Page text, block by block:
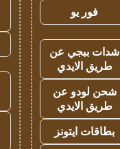
فور يو
شدات ببجي عن
طريق الايدي
شحن لودو عن
طريق الايدي
بطاقات ايتونز